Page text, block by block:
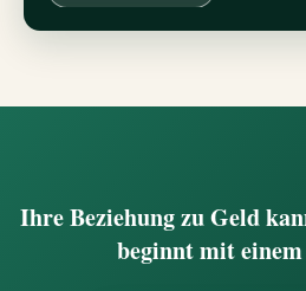
Ihre Beziehung zu Geld
beginnt mit